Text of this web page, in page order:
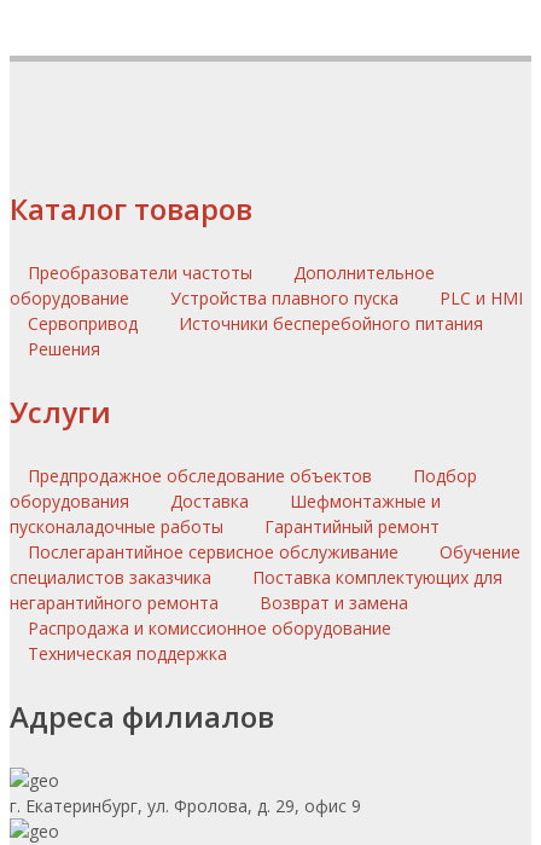
Каталог товаров
Преобразователи частоты
Дополнительное
оборудование
Устройства плавного пуска
PLC и HMI
Сервопривод
Источники бесперебойного питания
Решения
Услуги
Предпродажное обследование объектов
Подбор
оборудования
Доставка
Шефмонтажные и
пусконаладочные работы
Гарантийный ремонт
Послегарантийное сервисное обслуживание
Обучение
специалистов заказчика
Поставка комплектующих для
негарантийного ремонта
Возврат и замена
Распродажа и комиссионное оборудование
Техническая поддержка
Адреса филиалов
г. Екатеринбург, ул. Фролова, д. 29, офис 9